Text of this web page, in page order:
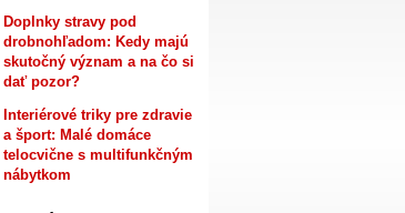
Doplnky stravy pod
drobnohľadom: Kedy majú
skutočný význam a na čo si
dať pozor?
Interiérové triky pre zdravie
a šport: Malé domáce
telocvične s multifunkčným
nábytkom